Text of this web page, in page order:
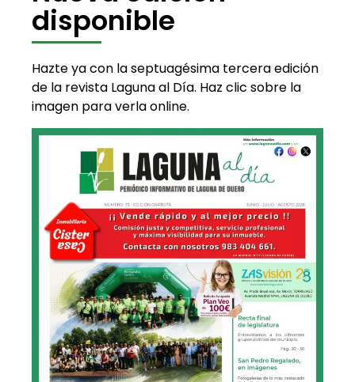
disponible
Hazte ya con la septuagésima tercera edición
de la revista Laguna al Día. Haz clic sobre la
imagen para verla online.